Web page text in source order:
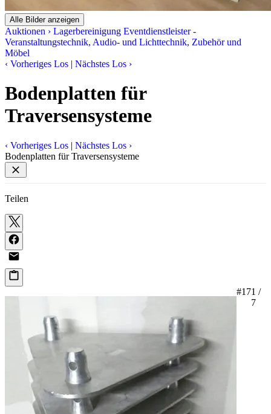
Alle Bilder anzeigen
Auktionen › Lagerbereinigung Eventdienstleister -
Veranstaltungstechnik, Audio- und Lichttechnik, Zubehör und
Möbel
‹ Vorheriges Los | Nächstes Los ›
Bodenplatten für
Traversensysteme
‹ Vorheriges Los | Nächstes Los ›
Bodenplatten für Traversensysteme
Teilen
#171 /
7